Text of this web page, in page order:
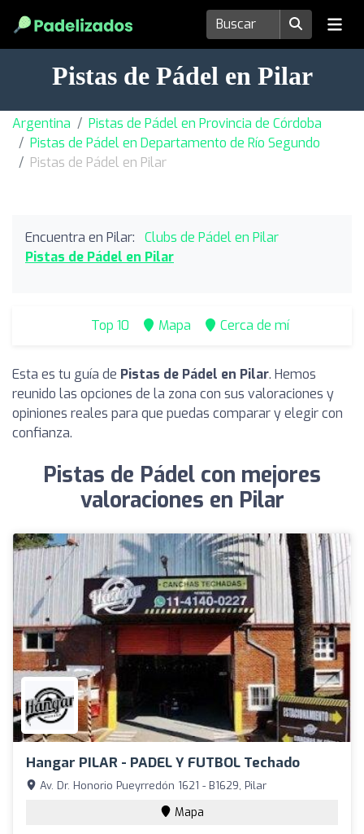
Pistas de Pádel en Pilar
Argentina
Pistas de Pádel en Provincia de Córdoba
Pistas de Pádel en Departamento de Río Segundo
Pistas de Pádel en Pilar
Encuentra en Pilar:
Clubs de Pádel en Pilar
Pistas de Pádel en Pilar
Top 10 Mapa Cerca de mí
Esta es tu guía de Pistas de Pádel en Pilar. Hemos
reunido las opciones de la zona con sus valoraciones y
opiniones reales para que puedas comparar y elegir con
confianza.
Pistas de Pádel con mejores
valoraciones en Pilar
Hangar PILAR - PADEL Y FUTBOL Techado
Av. Dr. Honorio Pueyrredón 1621 - B1629, Pilar
Mapa